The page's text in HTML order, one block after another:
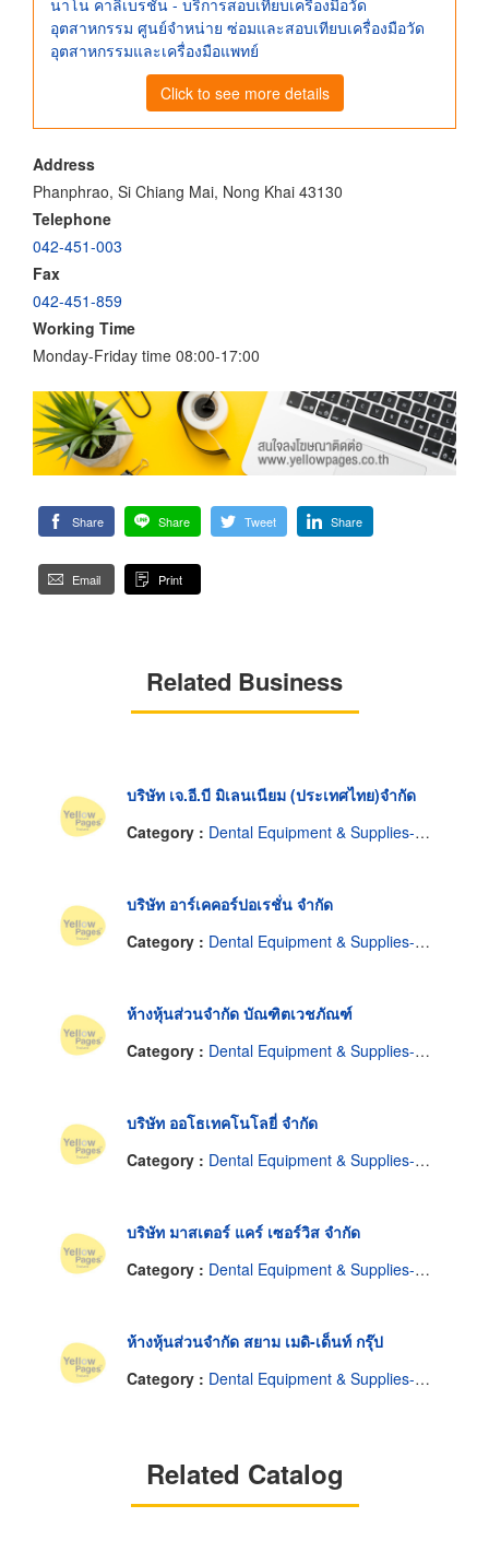
นาโน คาลิเบรชั่น - บริการสอบเทียบเครื่องมือวัด
อุตสาหกรรม ศูนย์จําหน่าย ซ่อมและสอบเทียบเครื่องมือวัด
อุตสาหกรรมและเครื่องมือแพทย์
Click to see more details
Address
Phanphrao, Si Chiang Mai, Nong Khai 43130
Telephone
042-451-003
Fax
042-451-859
Working Time
Monday-Friday time 08:00-17:00
Share Share Tweet Share
Email Print
Related Business
บริษัท เจ.อี.บี มิเลนเนียม (ประเทศไทย)จำกัด
Category : Dental Equipment & Supplies-Repairing
บริษัท อาร์เคคอร์ปอเรชั่น จำกัด
Category : Dental Equipment & Supplies-Repairing
ห้างหุ้นส่วนจำกัด บัณฑิตเวชภัณฑ์
Category : Dental Equipment & Supplies-Repairing
บริษัท ออโธเทคโนโลยี่ จำกัด
Category : Dental Equipment & Supplies-Repairing
บริษัท มาสเตอร์ แคร์ เซอร์วิส จำกัด
Category : Dental Equipment & Supplies-Repairing
ห้างหุ้นส่วนจำกัด สยาม เมดิ-เด็นท์ กรุ๊ป
Category : Dental Equipment & Supplies-Repairing
Related Catalog